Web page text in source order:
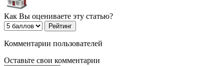
Как Вы оцениваете эту статью?
Комментарии пользователей
Оставьте свои комментарии